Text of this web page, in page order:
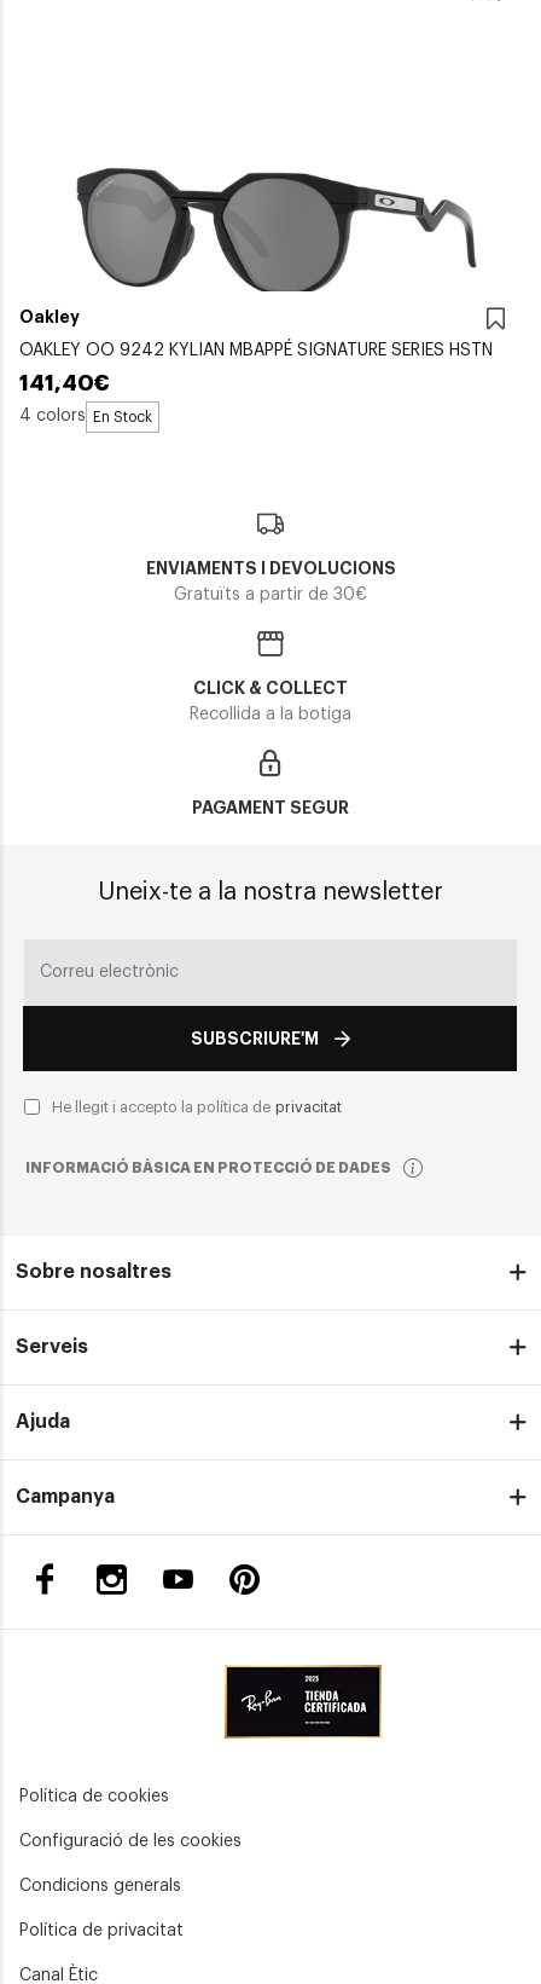
Oakley
OAKLEY OO 9242 KYLIAN MBAPPÉ SIGNATURE SERIES HSTN
141,40€
4 colors En Stock
ENVIAMENTS I DEVOLUCIONS
Gratuïts a partir de 30€
CLICK & COLLECT
Recollida a la botiga
PAGAMENT SEGUR
Uneix-te a la nostra newsletter
SUBSCRIURE'M
He llegit i accepto la política de privacitat
INFORMACIÓ BÀSICA EN PROTECCIÓ DE DADES
Sobre nosaltres
Serveis
Ajuda
Campanya
Política de cookies
Configuració de les cookies
Condicions generals
Política de privacitat
Canal Ètic